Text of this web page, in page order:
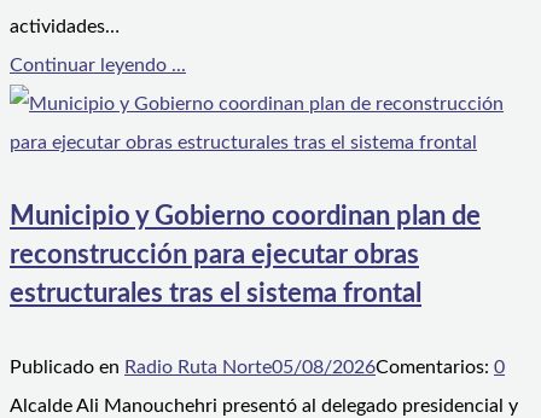
actividades…
Continuar leyendo ...
Municipio y Gobierno coordinan plan de
reconstrucción para ejecutar obras
estructurales tras el sistema frontal
Publicado en Radio Ruta Norte05/08/2026Comentarios: 0
Alcalde Ali Manouchehri presentó al delegado presidencial y